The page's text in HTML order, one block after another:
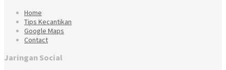
Home
Tips Kecantikan
Google Maps
Contact
Jaringan Social